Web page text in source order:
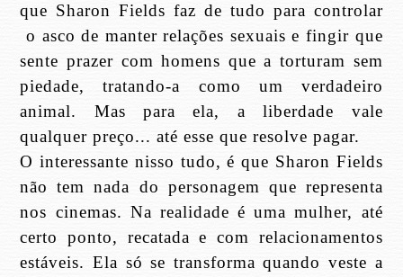
que Sharon Fields faz de tudo para controlar
o asco de manter relações sexuais e fingir que
sente prazer com homens que a torturam sem
piedade, tratando-a como um verdadeiro
animal. Mas para ela, a liberdade vale
qualquer preço... até esse que resolve pagar.
O interessante nisso tudo, é que Sharon Fields
não tem nada do personagem que representa
nos cinemas. Na realidade é uma mulher, até
certo ponto, recatada e com relacionamentos
estáveis. Ela só se transforma quando veste a